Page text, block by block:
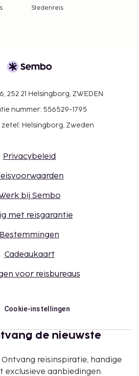
Stedenreis
252 21 Helsingborg, ZWEDEN
nummer: 556529-1795
Helsingborg, Zweden
Privacybeleid
bij Sembo
met reisgarantie
Bestemmingen
Cadeaukaart
voor reisbureaus
Cookie-instellingen
de nieuwste
reisinspiratie, handige
aanbiedingen.